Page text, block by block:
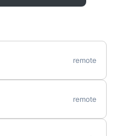
remote
remote